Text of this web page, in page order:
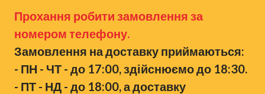
Прохання робити замовлення за
номером телефону.
Замовлення на доставку приймаються:
- ПН - ЧТ - до 17:00, здійснюємо до 18:30.
- ПТ - НД - до 18:00, а доставку